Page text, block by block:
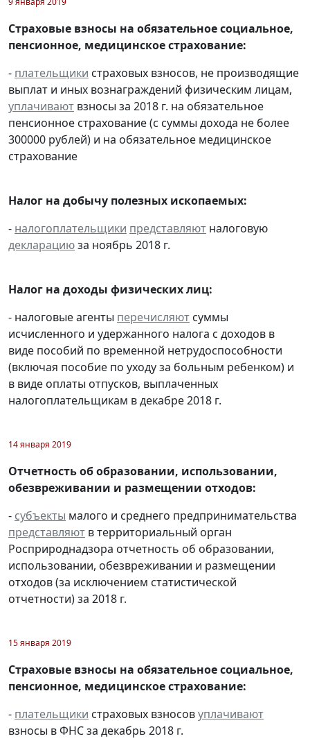
Страховые взносы на обязательное социальное,
пенсионное, медицинское страхование:
- плательщики страховых взносов, не производящие
выплат и иных вознаграждений физическим лицам,
уплачивают взносы за 2018 г. на обязательное
пенсионное страхование (с суммы дохода не более
300000 рублей) и на обязательное медицинское
страхование
Налог на добычу полезных ископаемых:
- налогоплательщики представляют налоговую
декларациюза ноябрь 2018 г.
Налог на доходы физических лиц:
- налоговые агенты перечисляют суммы
исчисленного и удержанного налога с доходов в
виде пособий по временной нетрудоспособности
(включая пособие по уходу за больным ребенком) и
в виде оплаты отпусков, выплаченных
налогоплательщикам в декабре 2018 г.
14 января 2019
Отчетность об образовании, использовании,
обезвреживании и размещении отходов:
- субъекты малого и среднего предпринимательства
представляют в территориальный орган
Росприроднадзора отчетность об образовании,
использовании, обезвреживании и размещении
отходов (за исключением статистической
отчетности) за 2018 г.
15 января 2019
Страховые взносы на обязательное социальное,
пенсионное, медицинское страхование:
- плательщики страховых взносовуплачивают
взносы в ФНС за декабрь 2018 г.